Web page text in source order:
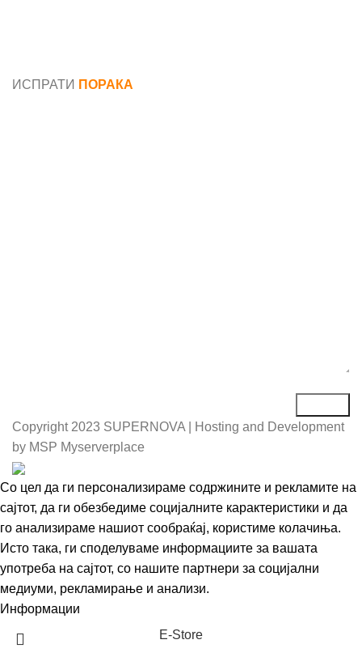
ИСПРАТИ ПОРАКА
Copyright 2023 SUPERNOVA | Hosting and Development
by MSP Myserverplace
Со цел да ги персонализираме содржините и рекламите на
сајтот, да ги обезбедиме социјалните карактеристики и да
го анализираме нашиот сообраќај, користиме колачиња.
Исто така, ги споделуваме информациите за вашата
употреба на сајтот, со нашите партнери за социјални
медиуми, рекламирање и анализи.
Информации
Е-Store